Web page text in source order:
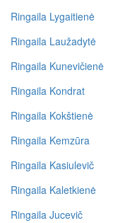
Ringaila Lygaitienė
Ringaila Laužadytė
Ringaila Kunevičienė
Ringaila Kondrat
Ringaila Kokštienė
Ringaila Kemzūra
Ringaila Kasiulevič
Ringaila Kaletkienė
Ringaila Jucevič